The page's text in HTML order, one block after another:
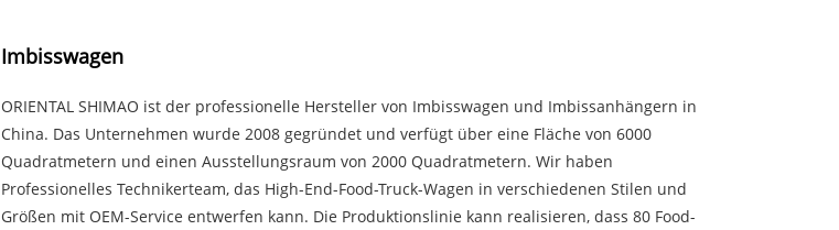
Imbisswagen
ORIENTAL SHIMAO ist der professionelle Hersteller von Imbisswagen und Imbissanhängern in
China. Das Unternehmen wurde 2008 gegründet und verfügt über eine Fläche von 6000
Quadratmetern und einen Ausstellungsraum von 2000 Quadratmetern. Wir haben
Professionelles Technikerteam, das High-End-Food-Truck-Wagen in verschiedenen Stilen und
Größen mit OEM-Service entwerfen kann. Die Produktionslinie kann realisieren, dass 80 Food-